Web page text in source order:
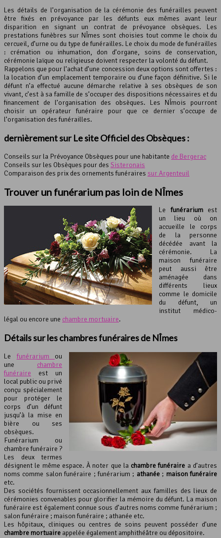
Les détails de l’organisation de la cérémonie des funérailles peuvent
être fixés en prévoyance par les défunts eux mêmes avant leur
disparition en signant un contrat de prévoyance obsèques. Les
prestations funèbres sur NÎmes sont choisies tout comme le choix du
cercueil, d’urne ou du type de funérailles. Le choix du mode de funérailles
: crémation ou inhumation, don d’organe, soins de conservation,
cérémonie laïque ou religieuse doivent respecter la volonté du défunt.
Rappelons que pour l’achat d’une concession deux options sont offertes :
la location d’un emplacement temporaire ou d’une façon définitive. Si le
défunt n’a effectué aucune démarche relative à ses obsèques de son
vivant, c’est à sa famille de s’occuper des dispositions nécessaires et du
financement de l’organisation des obsèques. Les NÎmois pourront
choisir un opérateur funéraire pour que ce dernier s’occupe de
l’organisation des funérailles.
dernièrement sur Le site Officiel des Obsèques :
Conseils sur la Prévoyance Obsèques pour une habitante de Bergerac
Conseils sur les Obsèques pour des Sisteronais
Comparaison des prix des ornements funéraires sur Argenteuil
Trouver un funérarium pas loin de NÎmes
Lefunérarium est
un lieu où on
accueille le corps
de la personne
décédée avant la
cérémonie. La
maison funéraire
peut aussi être
aménagée dans
différents lieux
comme le domicile
du défunt, un
institut médico-
légal ou encore une chambre mortuaire.
Détails sur leschambres funérairesde NÎmes
Le funérarium ou
une chambre
funéraire est un
local public ou privé
conçu spécialement
pour protéger le
corps d’un défunt
jusqu’à la mise en
bière ou ses
obsèques.
Funérarium ou
chambre funéraire ?
Les deux termes
désignent le même espace. À noter que la chambre funéraire a d’autres
noms comme salon funéraire ; funérarium ; athanée; maison funéraire
etc.
Des sociétés fournissent occasionnellement aux familles des lieux de
cérémonies convenables pour glorifier la mémoire du défunt. La maison
funéraire est également connue sous d’autres noms comme funérarium ;
salon funéraire ; maison funéraire ; athanée etc.
Les hôpitaux, cliniques ou centres de soins peuvent posséder d’une
chambre mortuaire appelée également amphithéâtre ou dépositoire.